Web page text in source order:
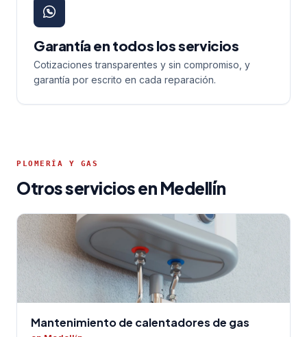
Garantía en todos los servicios
Cotizaciones transparentes y sin compromiso, y
garantía por escrito en cada reparación.
PLOMERÍA Y GAS
Otros servicios en Medellín
Mantenimiento de calentadores de gas